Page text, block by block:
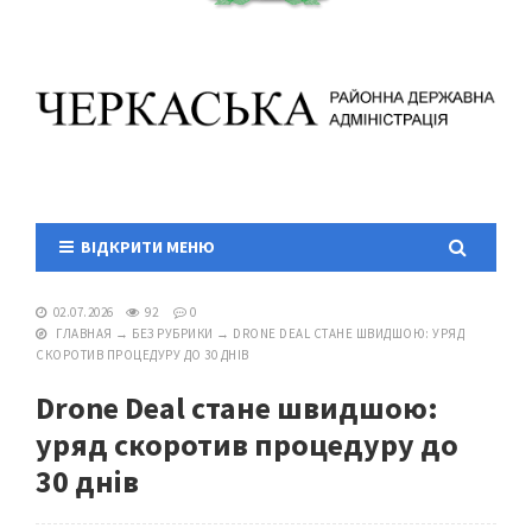
ВІДКРИТИ МЕНЮ
02.07.2026 92
0
ГЛАВНАЯ → БЕЗ РУБРИКИ → DRONE DEAL СТАНЕ ШВИДШОЮ: УРЯД
СКОРОТИВ ПРОЦЕДУРУ ДО 30 ДНІВ
Drone Deal стане швидшою:
уряд скоротив процедуру до
30 днів